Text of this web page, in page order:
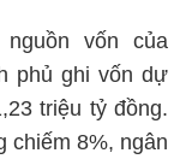
vốn của
phủ ghi vốn dự
triệu tỷ đồng.
chiếm 8%, ngân